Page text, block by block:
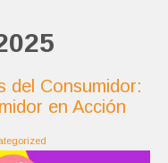
del Consumidor:
en Acción